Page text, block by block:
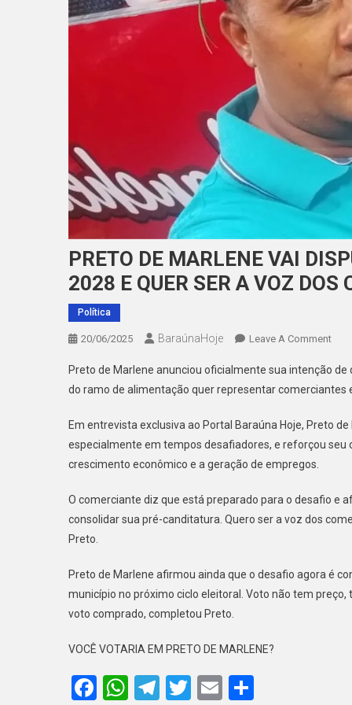
PRETO DE MARLENE VAI
2028 E QUER SER A VOZ DOS
Política
20/06/2025 BaraúnaHoje Leave A CommentOn
DE
EM
2028
SER
A
Preto de Marlene anunciou oficialmente sua intenção
do ramo de alimentação quer representar comerciantes
Em entrevista exclusiva ao Portal Baraúna Hoje, Preto
especialmente em tempos desafiadores, e reforçou
crescimento econômico e a geração de empregos.
O comerciante diz que está preparado para o desafio e
consolidar sua pré-canditatura. Quero ser a voz dos
Preto.
Preto de Marlene afirmou ainda que o desafio agora é
município no próximo ciclo eleitoral. Voto não tem
voto comprado, completou Preto.
VOCÊ VOTARIA EM PRETO DE MARLENE?
Facebook
WhatsApp
Telegram
Twitter
Email